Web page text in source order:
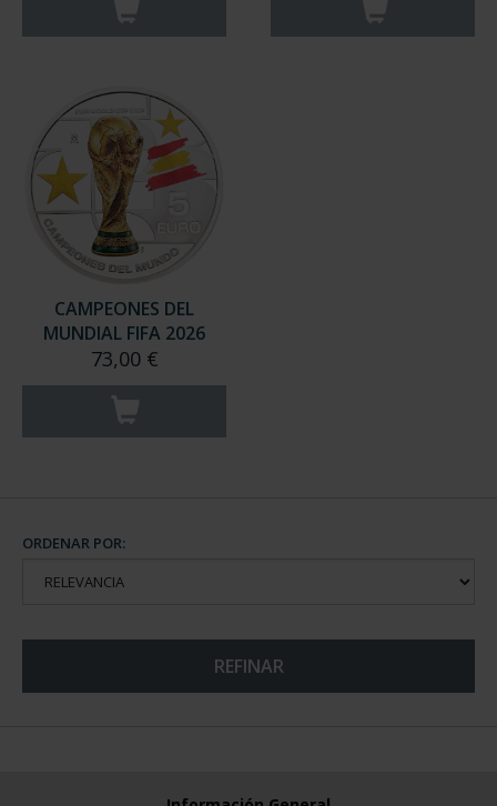
CAMPEONES DEL
MUNDIAL FIFA 2026
73,00 €
ORDENAR POR:
REFINAR